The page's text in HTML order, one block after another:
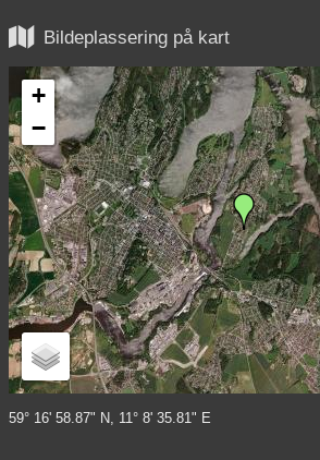
 Bildeplassering på kart
+
−
59° 16' 58.87" N, 11° 8' 35.81" E